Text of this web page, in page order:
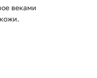
веками